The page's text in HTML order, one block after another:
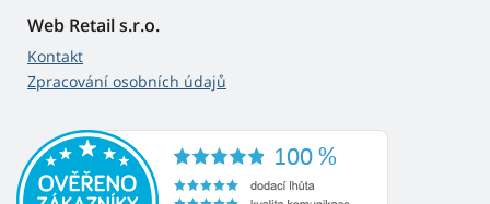
Web Retail s.r.o.
Kontakt
Zpracování osobních údajů